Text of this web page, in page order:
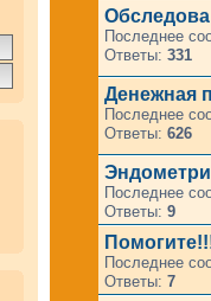
Последнее
Ответы: 331
Денежная
Последнее
Ответы: 626
Последнее
Ответы: 9
Последнее
Ответы: 7